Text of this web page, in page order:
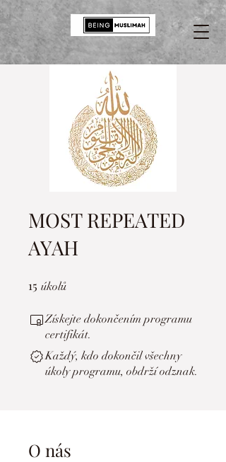
MOST REPEATED
AYAH
15 úkolů
Získejte dokončením programu
certifikát.
Každý, kdo dokončil všechny
úkoly programu, obdrží odznak.
O nás